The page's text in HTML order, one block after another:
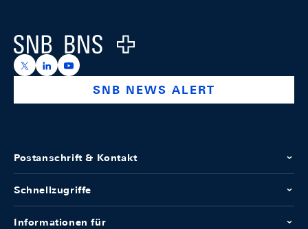
Logo
https://x.com/snb_bns
https://ch.linkedin.com/company/swiss-national-
https://www.youtube.com/@swissnationalbank
SNB NEWS ALERT
Postanschrift & Kontakt
Schnellzugriffe
Informationen für